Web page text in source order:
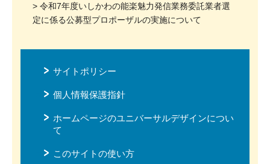
> 令和7年度いしかわの能楽魅力発信業務委託業者選
定に係る公募型プロポーザルの実施について
サイトポリシー
個人情報保護指針
ホームページのユニバーサルデザインについ
て
このサイトの使い方